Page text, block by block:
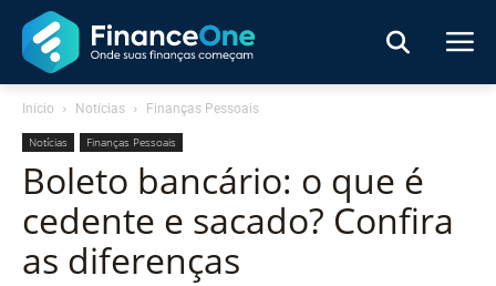
Início Notícias Finanças Pessoais
Notícias Finanças Pessoais
Boleto bancário: o que é
cedente e sacado? Confira
as diferenças